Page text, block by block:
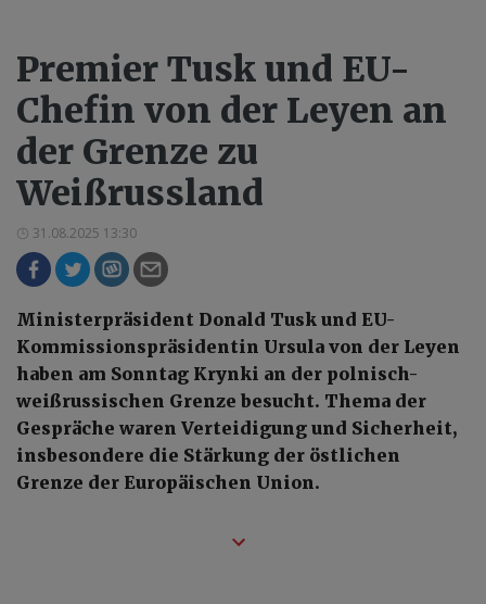
Premier Tusk und EU-
Chefin von der Leyen an
der Grenze zu
Weißrussland
31.08.2025 13:30
Ministerpräsident Donald Tusk und EU-
Kommissionspräsidentin Ursula von der Leyen
haben am Sonntag Krynki an der polnisch-
weißrussischen Grenze besucht. Thema der
Gespräche waren Verteidigung und Sicherheit,
insbesondere die Stärkung der östlichen
Grenze der Europäischen Union.